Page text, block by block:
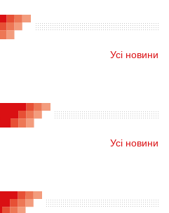
Усі новини
Усі новини